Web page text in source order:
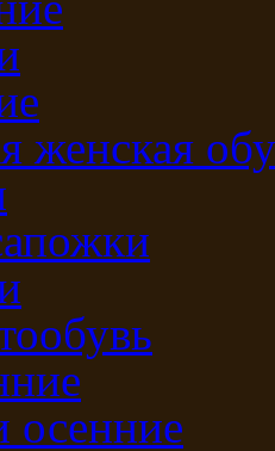
женская
осенние